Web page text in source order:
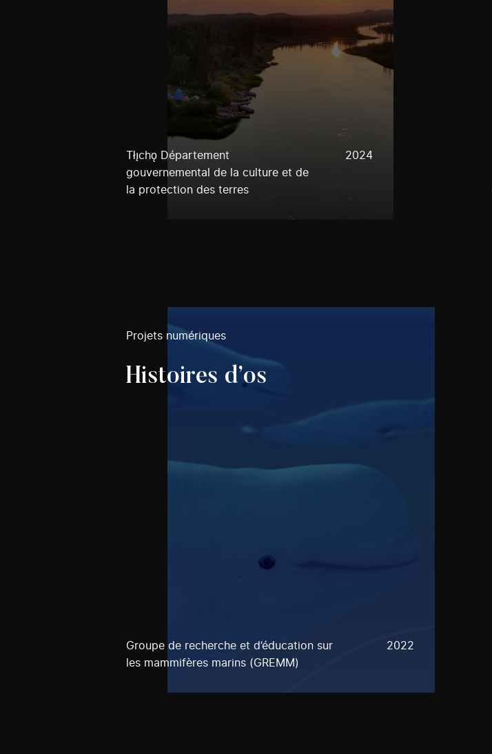
Tłı̨chǫ Département
gouvernemental de la culture et de
la protection des terres
2024
Projets numériques
Histoires d’os
Groupe de recherche et d’éducation sur
les mammifères marins (GREMM)
2022